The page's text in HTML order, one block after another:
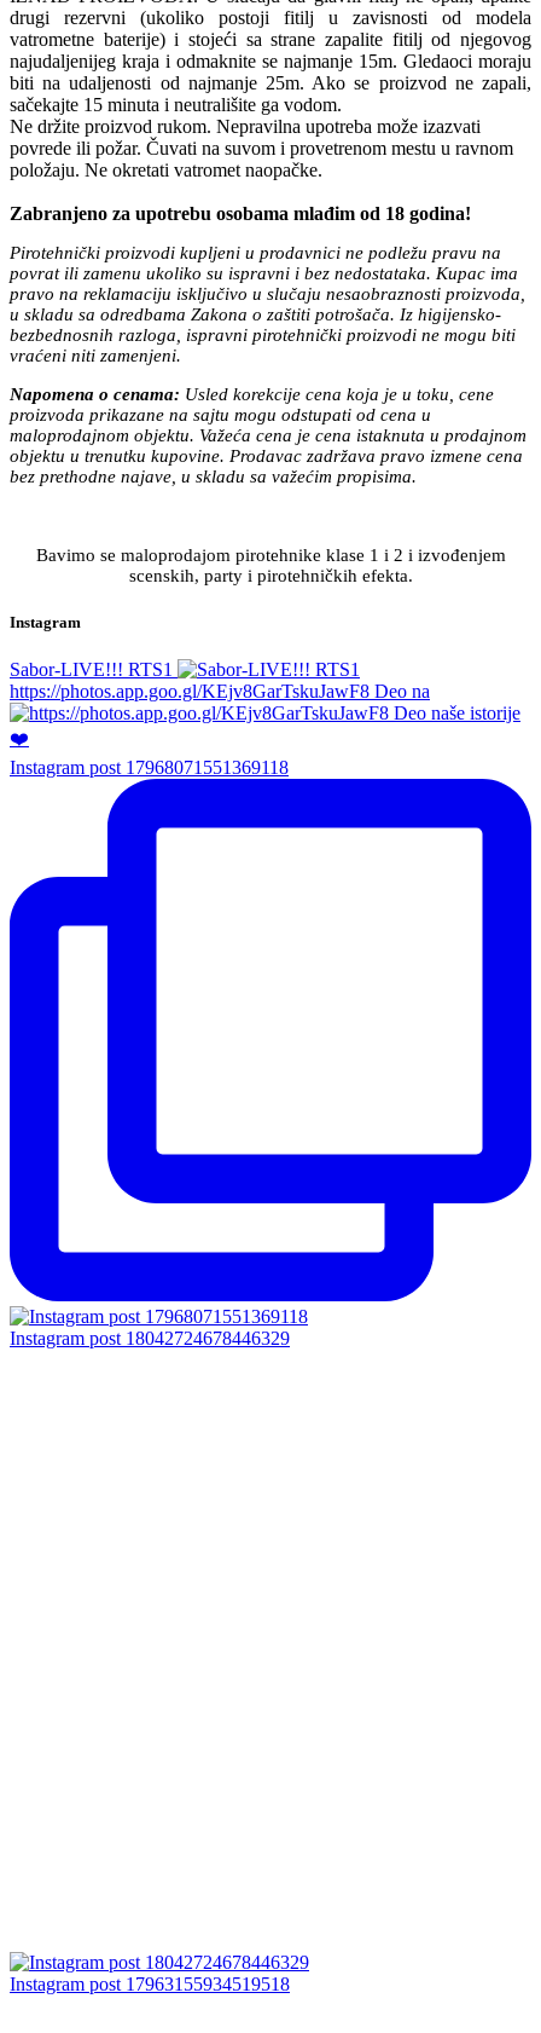
drugi rezervni (ukoliko postoji fitilj u zavisnosti od modela
vatrometne baterije) i stojeći sa strane zapalite fitilj od njegovog
najudaljenijeg kraja i odmaknite se najmanje 15m. Gledaoci moraju
biti na udaljenosti od najmanje 25m. Ako se proizvod ne zapali,
sačekajte 15 minuta i neutrališite ga vodom.
Ne držite proizvod rukom. Nepravilna upotreba može izazvati
povrede ili požar. Čuvati na suvom i provetrenom mestu u ravnom
položaju. Ne okretati vatromet naopačke.
Zabranjeno za upotrebu osobama mlađim od 18 godina!
Pirotehnički proizvodi kupljeni u prodavnici ne podležu pravu na
povrat ili zamenu ukoliko su ispravni i bez nedostataka. Kupac ima
pravo na reklamaciju isključivo u slučaju nesaobraznosti proizvoda,
u skladu sa odredbama Zakona o zaštiti potrošača. Iz higijensko-
bezbednosnih razloga, ispravni pirotehnički proizvodi ne mogu biti
vraćeni niti zamenjeni.
Napomena o cenama: Usled korekcije cena koja je u toku, cene
proizvoda prikazane na sajtu mogu odstupati od cena u
maloprodajnom objektu. Važeća cena je cena istaknuta u prodajnom
objektu u trenutku kupovine. Prodavac zadržava pravo izmene cena
bez prethodne najave, u skladu sa važećim propisima.
Bavimo se maloprodajom pirotehnike klase 1 i 2 i izvođenjem
scenskih, party i pirotehničkih efekta.
Instagram
Sabor-LIVE!!! RTS1
https://photos.app.goo.gl/KEjv8GarTskuJawF8 Deo na
Instagram post 17968071551369118
Instagram post 18042724678446329
Instagram post 17963155934519518